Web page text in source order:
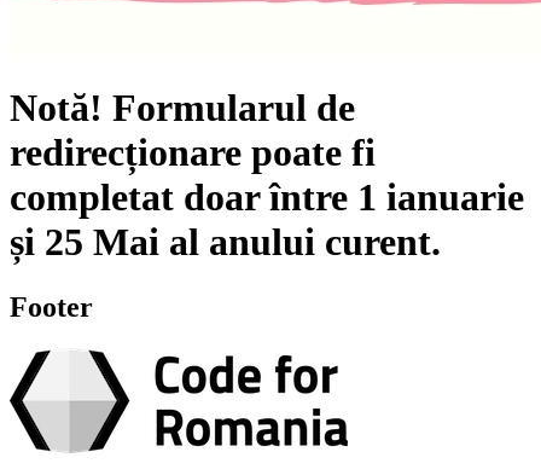
Notă! Formularul de
redirecționare poate fi
completat doar între 1 ianuarie
și 25 Mai al anului curent.
Footer